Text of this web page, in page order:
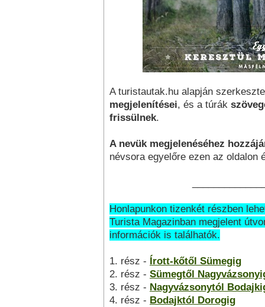
A turistautak.hu alapján
megjelenítései, és a túrák
frissülnek.
A nevük megjelenéséhez
névsora egyelőre ezen az oldalon
Honlapunkon tizenkét részben
Turista Magazinban megjelent
információk is találhatók.
1. rész - Írott-kőtől Sümegig
2. rész - Sümegtől
3. rész - Nagyvázsonytól
4. rész - Bodajktól Dorogig